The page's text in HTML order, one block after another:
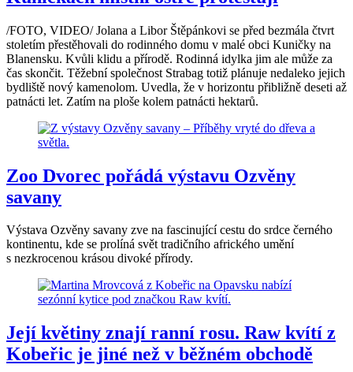
/FOTO, VIDEO/ Jolana a Libor Štěpánkovi se před bezmála čtvrt
stoletím přestěhovali do rodinného domu v malé obci Kuničky na
Blanensku. Kvůli klidu a přírodě. Rodinná idylka jim ale může za
čas skončit. Těžební společnost Strabag totiž plánuje nedaleko jejich
bydliště nový kamenolom. Uvedla, že v horizontu přibližně deseti až
patnácti let. Zatím na ploše kolem patnácti hektarů.
Zoo Dvorec pořádá výstavu Ozvěny
savany
Výstava Ozvěny savany zve na fascinující cestu do srdce černého
kontinentu, kde se prolíná svět tradičního afrického umění
s nezkrocenou krásou divoké přírody.
Její květiny znají ranní rosu. Raw kvítí z
Kobeřic je jiné než v běžném obchodě